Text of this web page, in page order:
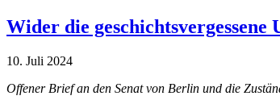
Wider die geschichtsvergessene
10. Juli 2024
Offener Brief an den Senat von Berlin und die